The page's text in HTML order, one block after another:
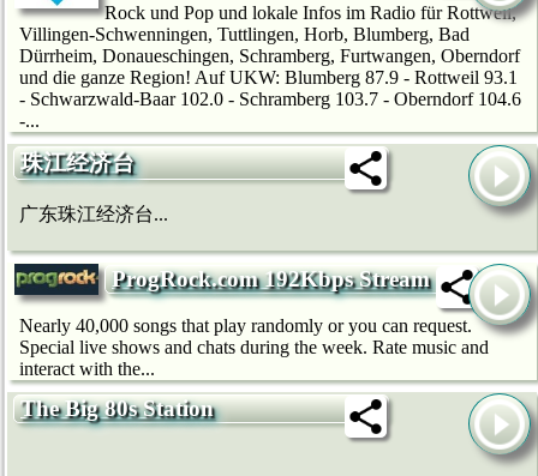
Rock und Pop und lokale Infos im Radio für Rottweil,
Villingen-Schwenningen, Tuttlingen, Horb, Blumberg, Bad
Dürrheim, Donaueschingen, Schramberg, Furtwangen, Oberndorf
und die ganze Region! Auf UKW: Blumberg 87.9 - Rottweil 93.1
- Schwarzwald-Baar 102.0 - Schramberg 103.7 - Oberndorf 104.6
-...
珠江经济台
广东珠江经济台...
ProgRock.com 192Kbps Stream
Nearly 40,000 songs that play randomly or you can request.
Special live shows and chats during the week. Rate music and
interact with the...
The Big 80s Station